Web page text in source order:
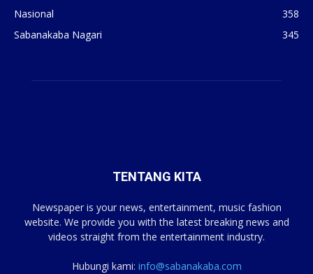
Nasional
358
Sabanakaba Nagari
345
TENTANG KITA
Newspaper is your news, entertainment, music fashion
website. We provide you with the latest breaking news and
videos straight from the entertainment industry.
Hubungi kami: info@sabanakaba.com